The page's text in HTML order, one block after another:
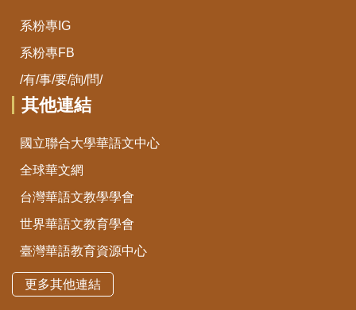
系粉專IG
系粉專FB
/有/事/要/詢/問/
其他連結
國立聯合大學華語文中心
全球華文網
台灣華語文教學學會
世界華語文教育學會
臺灣華語教育資源中心
更多其他連結